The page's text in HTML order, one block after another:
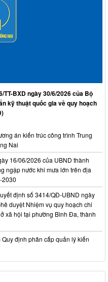
BXD ngày 30/6/2026 của Bộ
kỹ thuật quốc gia về quy hoạch
án kiến trúc công trình Trung
Nai
16/06/2026 của UBND thành
ngập nước khi mưa lớn trên địa
2030
định số 3414/QĐ-UBND ngày
duyệt Nhiệm vụ quy hoạch chi
xã hội tại phường Bình Đa, thành
định phân cấp quản lý kiến